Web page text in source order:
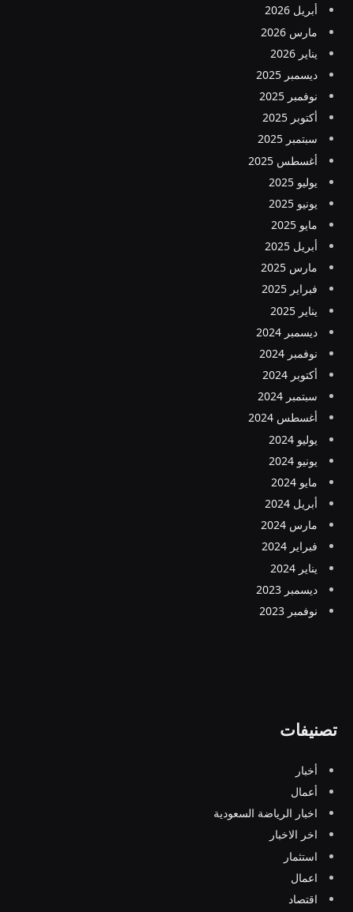
أبريل 2026
مارس 2026
يناير 2026
ديسمبر 2025
نوفمبر 2025
أكتوبر 2025
سبتمبر 2025
أغسطس 2025
يوليو 2025
يونيو 2025
مايو 2025
أبريل 2025
مارس 2025
فبراير 2025
يناير 2025
ديسمبر 2024
نوفمبر 2024
أكتوبر 2024
سبتمبر 2024
أغسطس 2024
يوليو 2024
يونيو 2024
مايو 2024
أبريل 2024
مارس 2024
فبراير 2024
يناير 2024
ديسمبر 2023
نوفمبر 2023
تصنيفات
أخبار
أعمال
اخبار الرياضة السعودية
اخر الاخبار
استثمار
اعمال
اقتصاد